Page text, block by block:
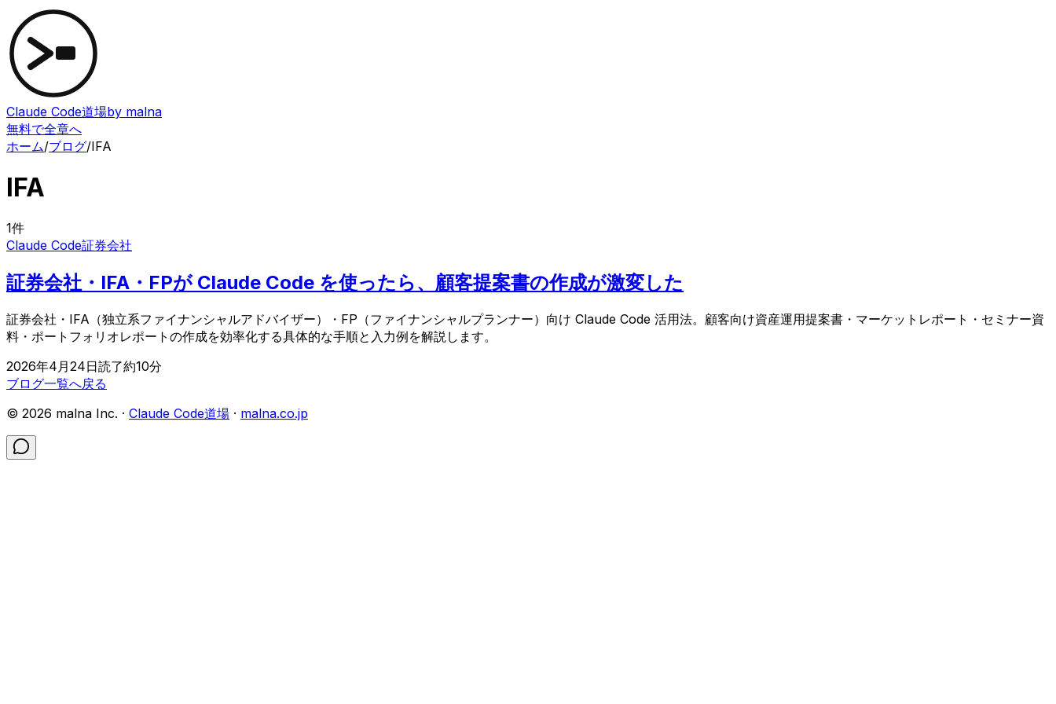
Claude Code道場by malna
無料で全章へ
ホーム/ブログ/IFA
IFA
1件
Claude Code証券会社
証券会社・IFA・FPが Claude Code を使ったら、顧客提案書の作成が激変した
証券会社・IFA（独立系ファイナンシャルアドバイザー）・FP（ファイナンシャルプランナー）向け Claude Code 活用法。顧客向け資産運用提案書・マーケットレポート・セミナー資
料・ポートフォリオレポートの作成を効率化する具体的な手順と入力例を解説します。
2026年4月24日読了約10分
ブログ一覧へ戻る
© 2026 malna Inc. · Claude Code道場 · malna.co.jp